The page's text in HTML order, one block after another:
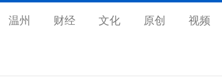
温州 财经 文化 原创 视频